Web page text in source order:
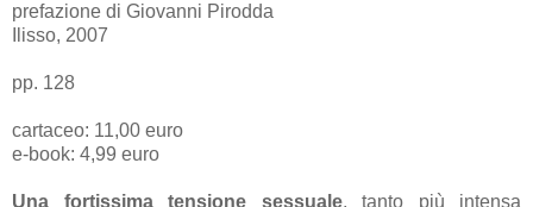
prefazione di Giovanni Pirodda
Ilisso, 2007
pp. 128
cartaceo: 11,00 euro
e-book: 4,99 euro
Una fortissima tensione sessuale, tanto più intensa